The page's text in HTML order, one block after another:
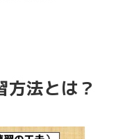
方法とは？